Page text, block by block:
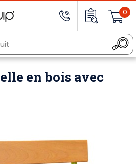
0
en bois avec